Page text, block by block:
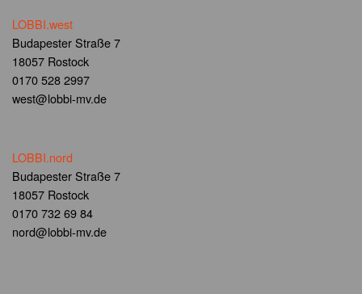
LOBBI.west
Budapester Straße 7
18057 Rostock
0170 528 2997
west@lobbi-mv.de
LOBBI.nord
Budapester Straße 7
18057 Rostock
0170 732 69 84
nord@lobbi-mv.de